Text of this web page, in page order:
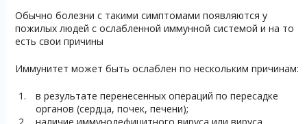
Обычно болезни с такими симптомами появляются у
пожилых людей с ослабленной иммунной системой и на то
есть свои причины
Иммунитет может быть ослаблен по нескольким причинам:
в результате перенесенных операций по пересадке
органов (сердца, почек, печени);